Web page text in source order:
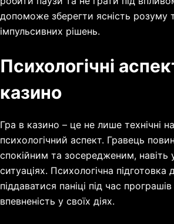
допоможе зберегти ясність розуму
імпульсивних рішень.
Психологічні
казино
Гра в казино – це не лише технічні
психологічний аспект. Гравець
спокійним та зосередженим, навіть
ситуаціях. Психологічна
піддаватися паніці під час програшів
впевненість у своїх діях.